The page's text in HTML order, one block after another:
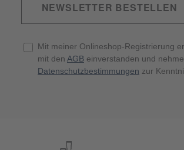
NEWSLETTER BESTELLEN
Mit meiner Onlineshop-Registrierung
mit den AGB einverstanden und
Datenschutzbestimmungen zur